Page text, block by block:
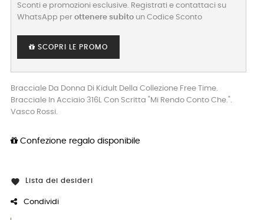
Sconti e promozioni esclusive. Registrati e contattaci su
WhatsApp per ottenere subito un Codice Sconto
SCOPRI LE PROMO
Bracciale Da Donna Di Kidult Della Collezione Free Time.
Bracciale In Acciaio 316L Con Scritta "Mi Rendo Conto Che.".
Vasco Rossi.
Confezione regalo disponibile
 Lista dei desideri
Condividi